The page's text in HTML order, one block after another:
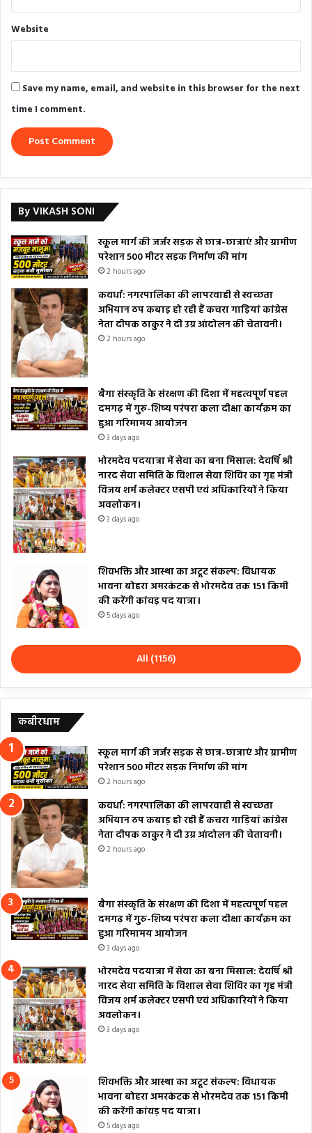
Website
Save my name, email, and website in this browser for the next
time I comment.
By VIKASH SONI
स्कूल मार्ग की जर्जर सड़क से छात्र-छात्राएं और ग्रामीण
परेशान 500 मीटर सड़क निर्माण की मांग
2 hours ago
कवर्धा: नगरपालिका की लापरवाही से स्वच्छता
अभियान ठप कबाड़ हो रही हैं कचरा गाड़ियां कांग्रेस
नेता दीपक ठाकुर ने दी उग्र आंदोलन की चेतावनी।
2 hours ago
बैगा संस्कृति के संरक्षण की दिशा में महत्वपूर्ण पहल
दमगढ़ में गुरु-शिष्य परंपरा कला दीक्षा कार्यक्रम का
हुआ गरिमामय आयोजन
3 days ago
भोरमदेव पदयात्रा में सेवा का बना मिसाल: देवर्षि श्री
नारद सेवा समिति के विशाल सेवा शिविर का गृह मंत्री
विजय शर्म कलेक्टर एसपी एवं अधिकारियों ने किया
अवलोकन।
3 days ago
शिवभक्ति और आस्था का अटूट संकल्प: विधायक
भावना बोहरा अमरकंटक से भोरमदेव तक 151 किमी
की करेंगी कांवड़ पद यात्रा।
5 days ago
All (1156)
कबीरधाम
स्कूल मार्ग की जर्जर सड़क से छात्र-छात्राएं और ग्रामीण
परेशान 500 मीटर सड़क निर्माण की मांग
2 hours ago
कवर्धा: नगरपालिका की लापरवाही से स्वच्छता
अभियान ठप कबाड़ हो रही हैं कचरा गाड़ियां कांग्रेस
नेता दीपक ठाकुर ने दी उग्र आंदोलन की चेतावनी।
2 hours ago
बैगा संस्कृति के संरक्षण की दिशा में महत्वपूर्ण पहल
दमगढ़ में गुरु-शिष्य परंपरा कला दीक्षा कार्यक्रम का
हुआ गरिमामय आयोजन
3 days ago
भोरमदेव पदयात्रा में सेवा का बना मिसाल: देवर्षि श्री
नारद सेवा समिति के विशाल सेवा शिविर का गृह मंत्री
विजय शर्म कलेक्टर एसपी एवं अधिकारियों ने किया
अवलोकन।
3 days ago
शिवभक्ति और आस्था का अटूट संकल्प: विधायक
भावना बोहरा अमरकंटक से भोरमदेव तक 151 किमी
की करेंगी कांवड़ पद यात्रा।
5 days ago